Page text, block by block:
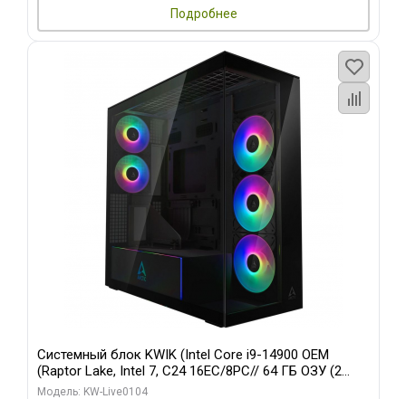
Подробнее
Системный блок KWIK (Intel Core i9-14900 OEM
(Raptor Lake, Intel 7, C24 16EC/8PC// 64 ГБ ОЗУ (2
модуля)/ Afox RTX4090 24GB GDDR6X 384-Bit 3xDP
Модель: KW-Live0104